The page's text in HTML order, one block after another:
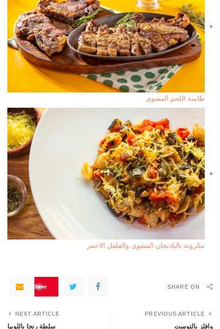
طاسة اللحم المشوى
مكرونة بالباذنجان المشوى والفلفل الاحمر
SHARE ON
Save
PREVIOUS ARTICLE
وافلز بالتوست
NEXT ARTICLE
سلطة رنجا باللوبيا